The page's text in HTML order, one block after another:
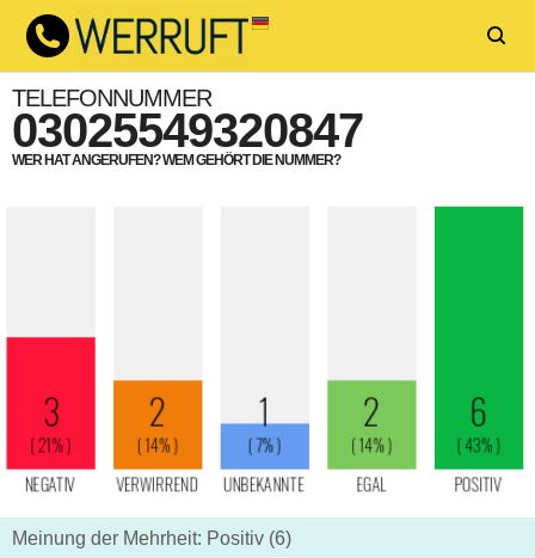
TELEFONNUMMER
03025549320847
WER HAT ANGERUFEN? WEM GEHÖRT DIE NUMMER?
Meinung der Mehrheit: Positiv (6)